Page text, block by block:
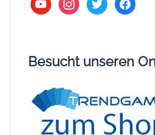
Besucht unseren